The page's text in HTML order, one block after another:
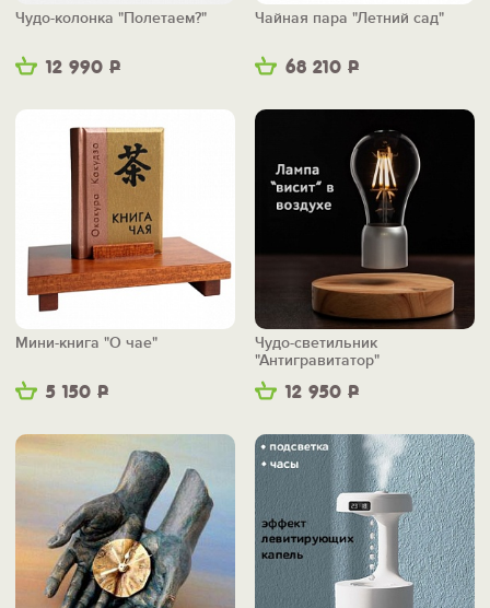
12 990 Р
Чудо-колонка "Полетаем?"
68 210 Р
Чайная пара "Летний сад"
5 150 Р
Мини-книга "О чае"
12 950 Р
Чудо-светильник
"Антигравитатор"